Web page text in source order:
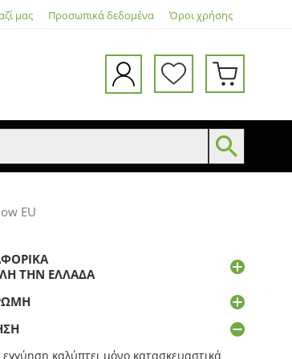
μας Προσωπικά δεδομένα Όροι χρήσης
EU
ΤΗΝ ΕΛΛΆΔΑ
καλύπτει μόνο κατασκευαστικά